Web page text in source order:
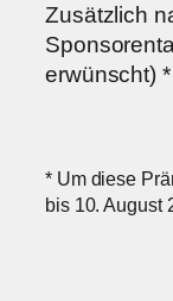
Zusätzlich
erwünscht) *
* Um diese
bis 10. August